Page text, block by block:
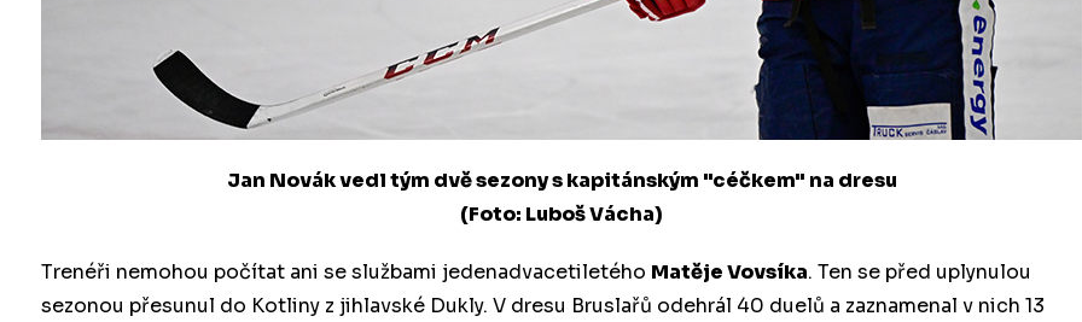
Jan Novák vedl tým dvě sezony s kapitánským "céčkem" na dresu
(Foto: Luboš Vácha)
Trenéři nemohou počítat ani se službami jedenadvacetiletého Matěje Vovsíka. Ten se před uplynulou
sezonou přesunul do Kotliny z jihlavské Dukly. V dresu Bruslařů odehrál 40 duelů a zaznamenal v nich 13